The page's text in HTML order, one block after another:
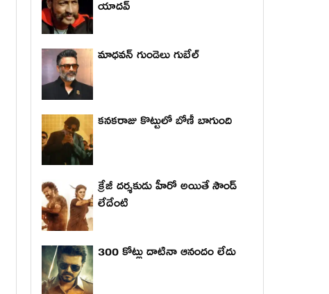
యాదవ్
మాధ‌వ‌న్ గుండెలు గుబేల్‌
కనకరాజు కొట్టులో బోణీ బాగుంది
క్రేజీ దర్శకుడు హీరో అయితే సౌండ్
లేదేంటి
300 కోట్లు దాటినా ఆనందం లేదు